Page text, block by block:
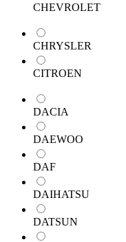
CHEVROLET
CHRYSLER
CITROEN
DACIA
DAEWOO
DAF
DAIHATSU
DATSUN